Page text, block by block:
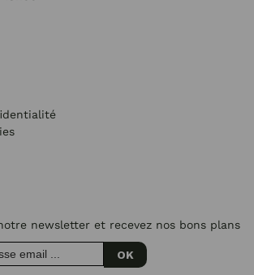
newsletter et recevez nos bons plans
OK